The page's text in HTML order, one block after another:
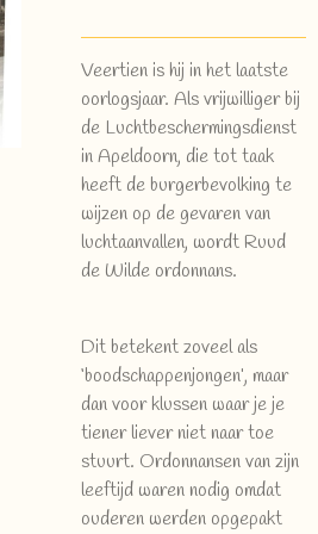
Veertien is hij in het laatste
oorlogsjaar. Als vrijwilliger bij
de Luchtbeschermingsdienst
in Apeldoorn, die tot taak
heeft de burgerbevolking te
wijzen op de gevaren van
luchtaanvallen, wordt Ruud
de Wilde ordonnans.
Dit betekent zoveel als
‘boodschappenjongen’, maar
dan voor klussen waar je je
tiener liever niet naar toe
stuurt. Ordonnansen van zijn
leeftijd waren nodig omdat
ouderen werden opgepakt